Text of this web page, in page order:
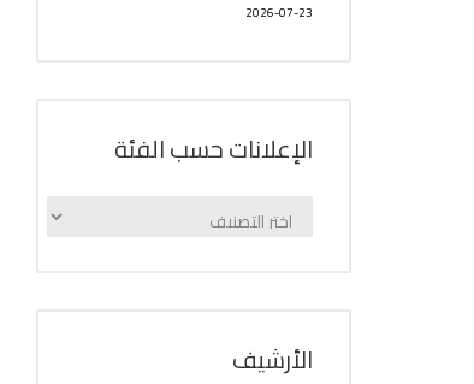
2026-07-23
الإعلانات حسب الفئة
الإعلانات
اﻷرشيف